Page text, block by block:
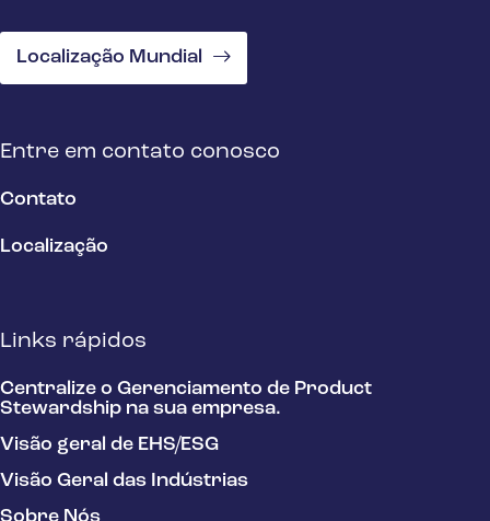
Localização Mundial
Entre em contato conosco
Contato
Localização
Links rápidos
Centralize o Gerenciamento de Product
Stewardship na sua empresa.
Visão geral de EHS/ESG
Visão Geral das Indústrias